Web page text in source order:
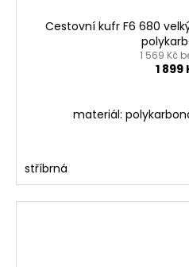
Cestovní kufr F6 680
1 569 Kč
1 899
materiál:
stříbrná